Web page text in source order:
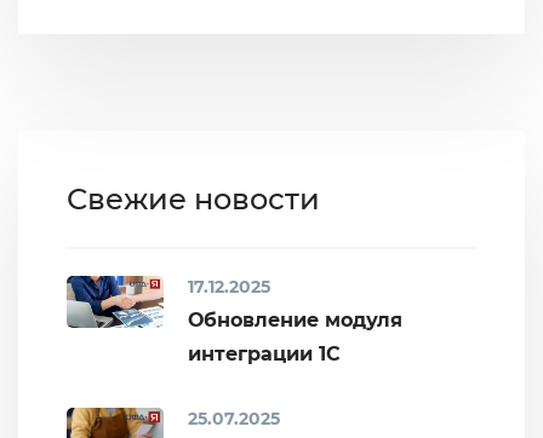
Свежие новости
17.12.2025
Обновление модуля
интеграции 1С
25.07.2025